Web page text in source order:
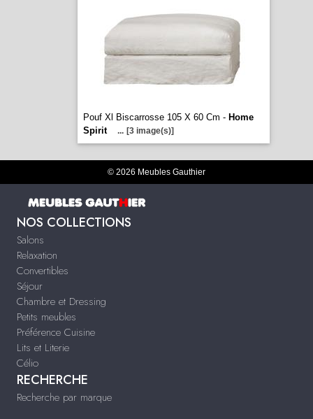
Pouf Xl Biscarrosse 105 X 60 Cm - Home
Spirit
... [3 image(s)]
© 2026 Meubles Gauthier
NOS COLLECTIONS
Salons
Relaxation
Convertibles
Séjour
Chambre et Dressing
Petits meubles
Préférence Cuisine
Lits et Literie
Célio
RECHERCHE
Recherche par marque